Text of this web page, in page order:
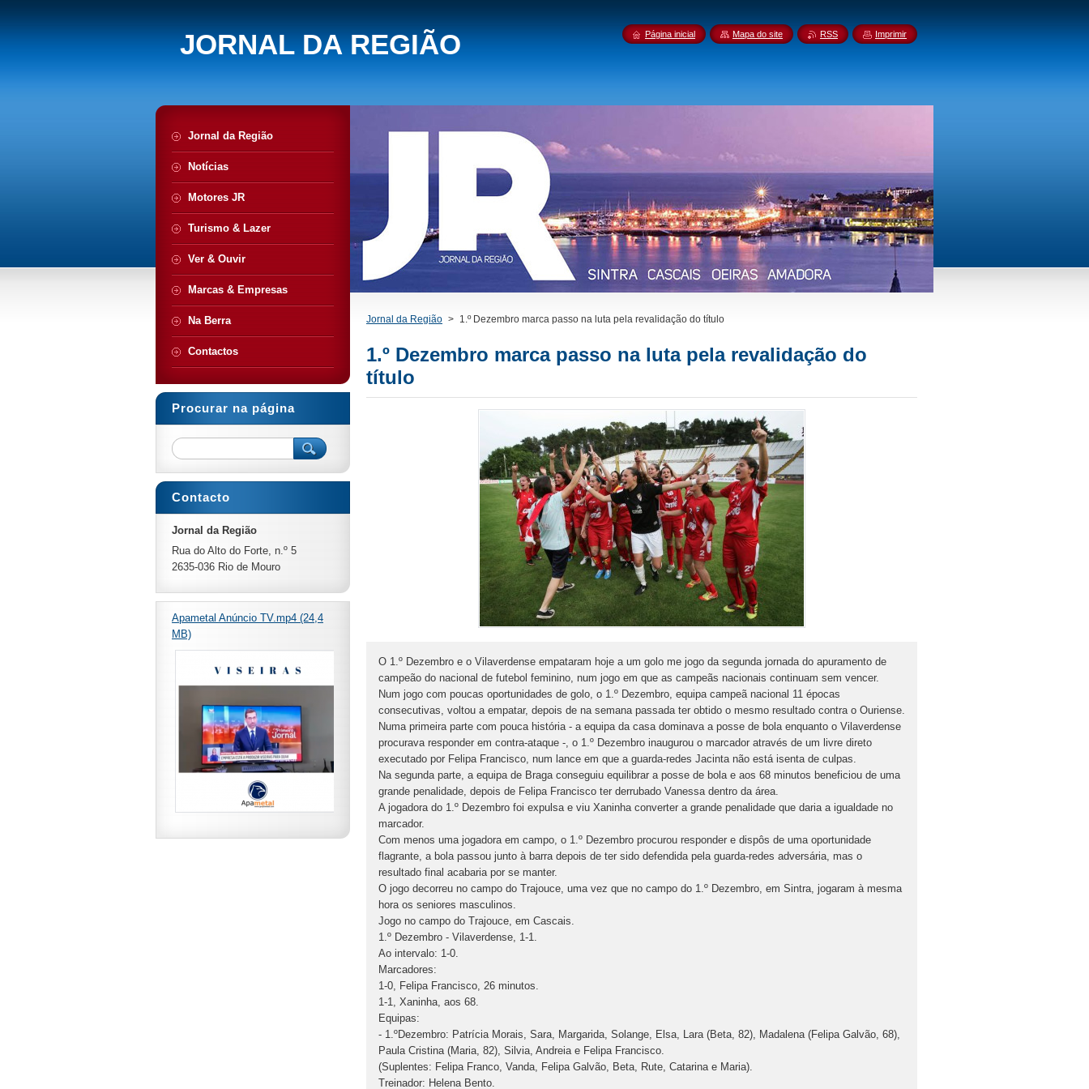
JORNAL DA REGIÃO
Jornal da Região > 1.º Dezembro marca passo na luta pela revalidação do título
1.º Dezembro marca passo na luta pela revalidação do
título
O 1.º Dezembro e o Vilaverdense empataram hoje a um golo me jogo da segunda jornada do apuramento de
campeão do nacional de futebol feminino, num jogo em que as campeãs nacionais continuam sem vencer.
Num jogo com poucas oportunidades de golo, o 1.º Dezembro, equipa campeã nacional 11 épocas
consecutivas, voltou a empatar, depois de na semana passada ter obtido o mesmo resultado contra o Ouriense.
Numa primeira parte com pouca história - a equipa da casa dominava a posse de bola enquanto o Vilaverdense
procurava responder em contra-ataque -, o 1.º Dezembro inaugurou o marcador através de um livre direto
executado por Felipa Francisco, num lance em que a guarda-redes Jacinta não está isenta de culpas.
Na segunda parte, a equipa de Braga conseguiu equilibrar a posse de bola e aos 68 minutos beneficiou de uma
grande penalidade, depois de Felipa Francisco ter derrubado Vanessa dentro da área.
A jogadora do 1.º Dezembro foi expulsa e viu Xaninha converter a grande penalidade que daria a igualdade no
marcador.
Com menos uma jogadora em campo, o 1.º Dezembro procurou responder e dispôs de uma oportunidade
flagrante, a bola passou junto à barra depois de ter sido defendida pela guarda-redes adversária, mas o
resultado final acabaria por se manter.
O jogo decorreu no campo do Trajouce, uma vez que no campo do 1.º Dezembro, em Sintra, jogaram à mesma
hora os seniores masculinos.
Jogo no campo do Trajouce, em Cascais.
1.º Dezembro - Vilaverdense, 1-1.
Ao intervalo: 1-0.
Marcadores:
1-0, Felipa Francisco, 26 minutos.
1-1, Xaninha, aos 68.
Equipas:
- 1.ºDezembro: Patrícia Morais, Sara, Margarida, Solange, Elsa, Lara (Beta, 82), Madalena (Felipa Galvão, 68),
Paula Cristina (Maria, 82), Silvia, Andreia e Felipa Francisco.
(Suplentes: Felipa Franco, Vanda, Felipa Galvão, Beta, Rute, Catarina e Maria).
Treinador: Helena Bento.
Jornal da Região
Notícias
Motores JR
Turismo & Lazer
Ver & Ouvir
Marcas & Empresas
Na Berra
Contactos
Procurar na página
Contacto
Jornal da Região
Rua do Alto do Forte, n.º 5
2635-036 Rio de Mouro
Apametal Anúncio TV.mp4 (24,4
MB)
Página inicial Mapa do site RSS Imprimir